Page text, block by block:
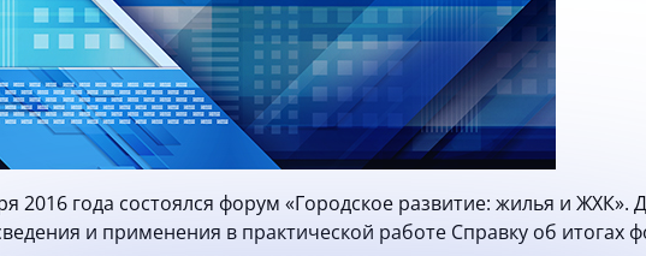
2016 года состоялся форум «Городское развитие: жилья и
и применения в практической работе Справку об итогах